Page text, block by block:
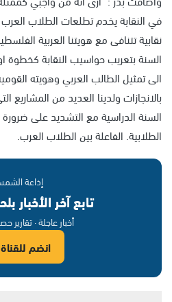
في النقابة يخدم تطلعات الطلاب
نقابية تتنافى مع هويتنا العربية
السنة بتعريب حواسيب النقابة
الى تمثيل الطالب العربي وهويته
بالانجازات ولدينا العديد من
السنة الدراسية مع التشديد على
الطلابية. الفاعلة بين الطلاب العرب.
إذاعة
تابع آخر الأخبار
أخبار عاجلة · تقارير
انضم